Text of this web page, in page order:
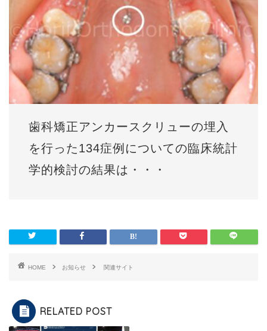
歯科矯正アンカースクリューの埋入
を行った134症例についての臨床統計
学的検討の結果は・・・
HOME お知らせ 関連サイト
RELATED POST